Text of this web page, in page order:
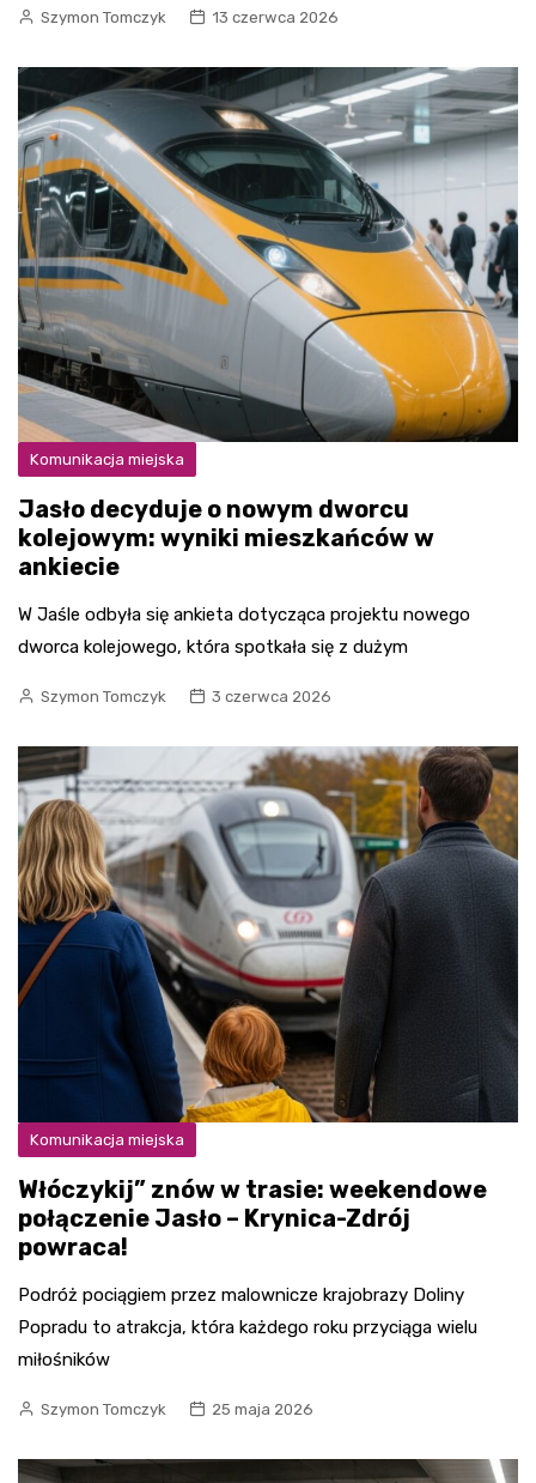
Szymon Tomczyk 13 czerwca 2026
Komunikacja miejska
Jasło decyduje o nowym dworcu
kolejowym: wyniki mieszkańców w
ankiecie
W Jaśle odbyła się ankieta dotycząca projektu nowego
dworca kolejowego, która spotkała się z dużym
Szymon Tomczyk 3 czerwca 2026
Komunikacja miejska
Włóczykij” znów w trasie: weekendowe
połączenie Jasło – Krynica-Zdrój
powraca!
Podróż pociągiem przez malownicze krajobrazy Doliny
Popradu to atrakcja, która każdego roku przyciąga wielu
miłośników
Szymon Tomczyk 25 maja 2026